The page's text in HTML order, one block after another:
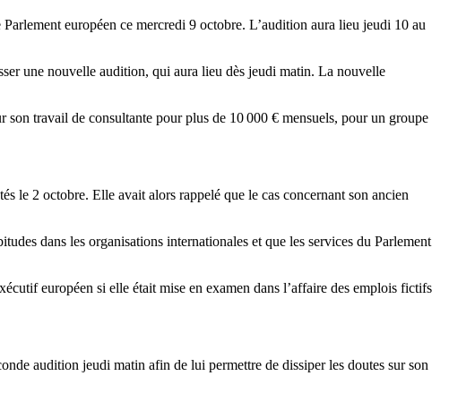
européen ce mercredi 9 octobre. L’audition aura lieu jeudi 10 au
une nouvelle audition, qui aura lieu dès jeudi matin. La nouvelle
son travail de consultante pour plus de 10 000 € mensuels, pour un groupe
le 2 octobre. Elle avait alors rappelé que le cas concernant son ancien
dans les organisations internationales et que les services du Parlement
européen si elle était mise en examen dans l’affaire des emplois fictifs
audition jeudi matin afin de lui permettre de dissiper les doutes sur son